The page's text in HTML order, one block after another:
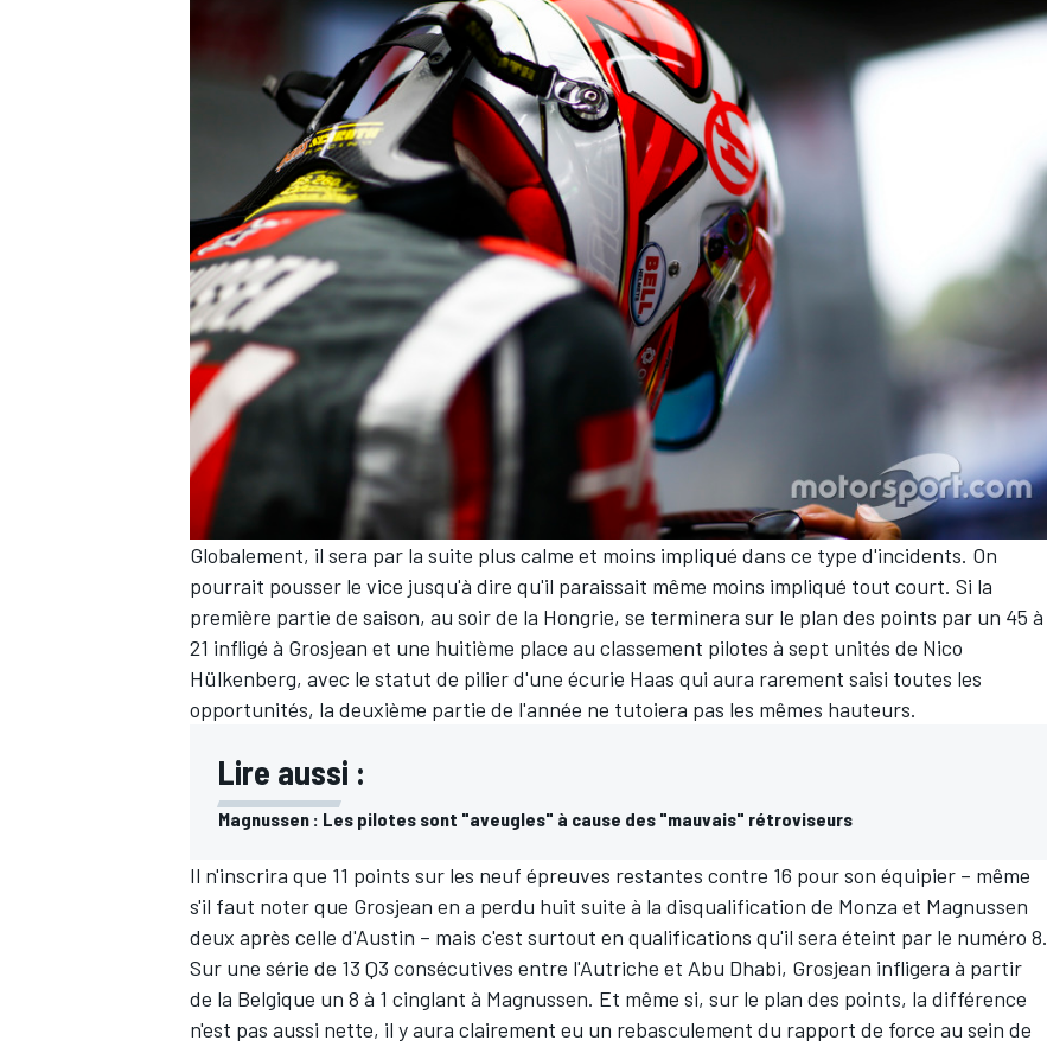
Globalement, il sera par la suite plus calme et moins impliqué dans ce type d'incidents. On
pourrait pousser le vice jusqu'à dire qu'il paraissait même moins impliqué tout court. Si la
première partie de saison, au soir de la Hongrie, se terminera sur le plan des points par un 45 à
21 infligé à Grosjean et une huitième place au classement pilotes à sept unités de Nico
Hülkenberg, avec le statut de pilier d'une écurie Haas qui aura rarement saisi toutes les
opportunités, la deuxième partie de l'année ne tutoiera pas les mêmes hauteurs.
Lire aussi :
Magnussen : Les pilotes sont "aveugles" à cause des "mauvais" rétroviseurs
Il n'inscrira que 11 points sur les neuf épreuves restantes contre 16 pour son équipier – même
s'il faut noter que Grosjean en a perdu huit suite à la disqualification de Monza et Magnussen
deux après celle d'Austin – mais c'est surtout en qualifications qu'il sera éteint par le numéro 8.
Sur une série de 13 Q3 consécutives entre l'Autriche et Abu Dhabi, Grosjean infligera à partir
de la Belgique un 8 à 1 cinglant à Magnussen. Et même si, sur le plan des points, la différence
n'est pas aussi nette, il y aura clairement eu un rebasculement du rapport de force au sein de